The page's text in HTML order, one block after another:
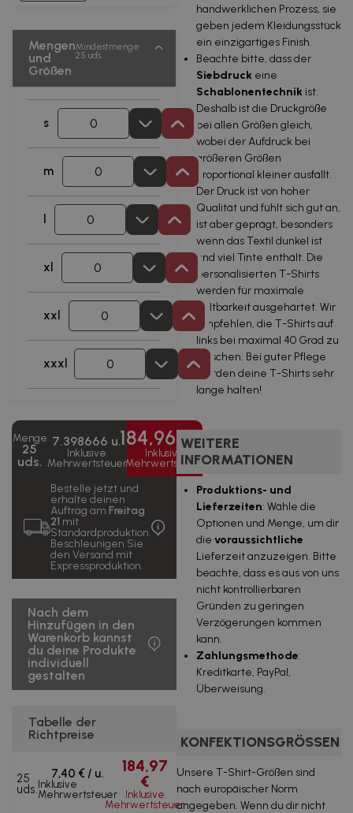
Mengen
und
Größen
Mindestmenge
25 uds.
s
m
xl
xxl
xxxl
Menge
25
uds.
7.398666 u.
Inklusive
Mehrwertsteuer
184,96665
Inklusive
Mehrwertsteuer
Bestelle jetzt und
erhalte deinen
Auftrag am Freitag
21 mit
Standardproduktion.
Beschleunigen Sie
den Versand mit
Expressproduktion.
Nach dem
Hinzufügen in den
Warenkorb kannst
du deine Produkte
individuell
gestalten
Tabelle der
Richtpreise
25
uds.
7,40 € / u.
Inklusive
Mehrwertsteuer
184,97
€
Inklusive
Mehrwertsteuer
handwerklichen Prozess, sie
geben jedem Kleidungsstück
ein einzigartiges Finish.
Beachte bitte, dass der
Siebdruck eine
Schablonentechnik ist.
Deshalb ist die Druckgröße
bei allen Größen gleich,
wobei der Aufdruck bei
größeren Größen
proportional kleiner ausfällt.
Der Druck ist von hoher
Qualität und fühlt sich gut an,
ist aber geprägt, besonders
wenn das Textil dunkel ist
und viel Tinte enthält. Die
personalisierten T-Shirts
werden für maximale
Haltbarkeit ausgehärtet. Wir
empfehlen, die T-Shirts auf
links bei maximal 40 Grad zu
waschen. Bei guter Pflege
werden deine T-Shirts sehr
lange halten!
WEITERE
INFORMATIONEN
Produktions- und
Lieferzeiten: Wähle die
Optionen und Menge, um dir
die voraussichtliche
Lieferzeit anzuzeigen. Bitte
beachte, dass es aus von uns
nicht kontrollierbaren
Gründen zu geringen
Verzögerungen kommen
kann.
Zahlungsmethode:
Kreditkarte, PayPal,
Überweisung.
KONFEKTIONSGRÖSSEN
Unsere T-Shirt-Größen sind
nach europäischer Norm
angegeben. Wenn du dir nicht